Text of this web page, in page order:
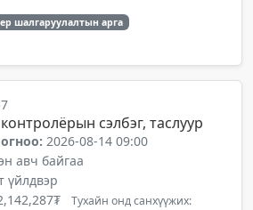
шалгаруулалтын арга
сэлбэг, таслуур
2026-08-14 09:00
авч байгаа
үйлдвэр
Тухайн онд санхүүжих: